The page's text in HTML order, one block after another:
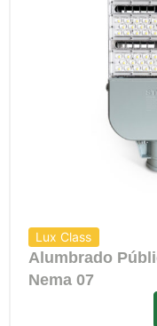
Lux Class
Alumbrado
Nema 07